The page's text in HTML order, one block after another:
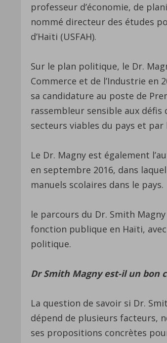
professeur d’économie, de
nommé directeur des études
d’Haïti (USFAH).
Sur le plan politique, le Dr.
Commerce et de l’Industrie en
sa candidature au poste de
rassembleur sensible aux
secteurs viables du pays et
Le Dr. Magny est également
en septembre 2016, dans
manuels scolaires dans le pays.
le parcours du Dr. Smith
fonction publique en Haïti,
politique.
Dr Smith Magny est-il un bon
La question de savoir si Dr.
dépend de plusieurs facteurs,
ses propositions concrètes